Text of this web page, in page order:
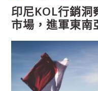
印尼KOL行銷洞
市場，進軍東南